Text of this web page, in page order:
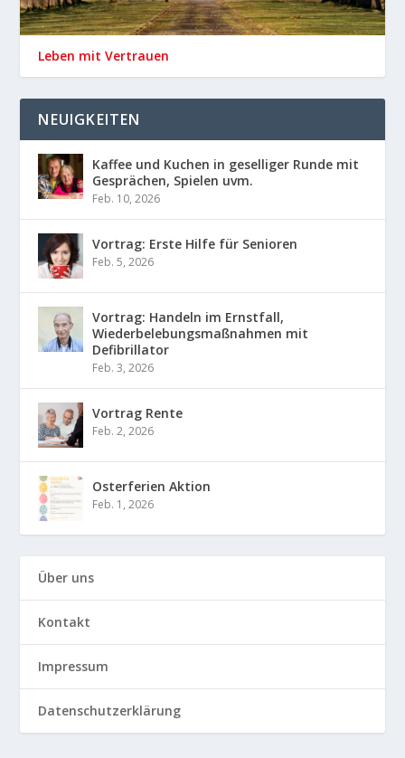
Leben mit Vertrauen
NEUIGKEITEN
Kaffee und Kuchen in geselliger Runde mit
Gesprächen, Spielen uvm.
Feb. 10, 2026
Vortrag: Erste Hilfe für Senioren
Feb. 5, 2026
Vortrag: Handeln im Ernstfall,
Wiederbelebungsmaßnahmen mit
Defibrillator
Feb. 3, 2026
Vortrag Rente
Feb. 2, 2026
Osterferien Aktion
Feb. 1, 2026
Über uns
Kontakt
Impressum
Datenschutzerklärung